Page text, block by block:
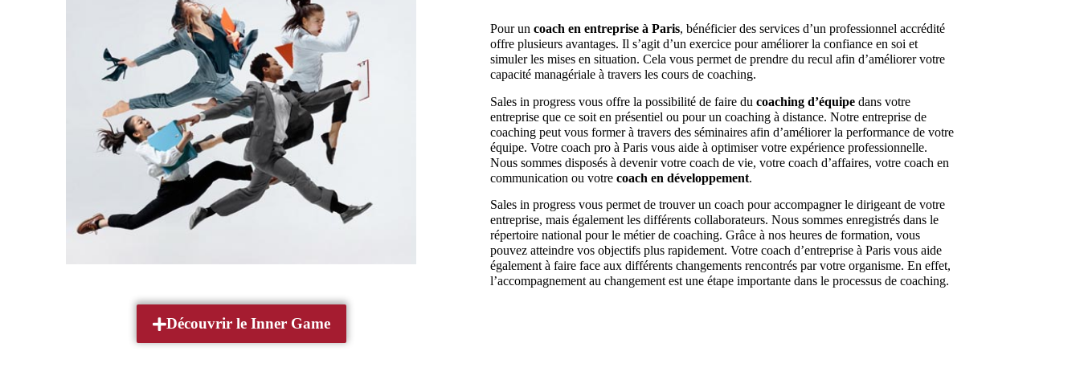
Découvrir le Inner Game
Pour un coach en entreprise à Paris, bénéficier des services d’un professionnel accrédité
offre plusieurs avantages. Il s’agit d’un exercice pour améliorer la confiance en soi et
simuler les mises en situation. Cela vous permet de prendre du recul afin d’améliorer votre
capacité managériale à travers les cours de coaching.
Sales in progress vous offre la possibilité de faire du coaching d’équipe dans votre
entreprise que ce soit en présentiel ou pour un coaching à distance. Notre entreprise de
coaching peut vous former à travers des séminaires afin d’améliorer la performance de votre
équipe. Votre coach pro à Paris vous aide à optimiser votre expérience professionnelle.
Nous sommes disposés à devenir votre coach de vie, votre coach d’affaires, votre coach en
communication ou votre coach en développement.
Sales in progress vous permet de trouver un coach pour accompagner le dirigeant de votre
entreprise, mais également les différents collaborateurs. Nous sommes enregistrés dans le
répertoire national pour le métier de coaching. Grâce à nos heures de formation, vous
pouvez atteindre vos objectifs plus rapidement. Votre coach d’entreprise à Paris vous aide
également à faire face aux différents changements rencontrés par votre organisme. En effet,
l’accompagnement au changement est une étape importante dans le processus de coaching.